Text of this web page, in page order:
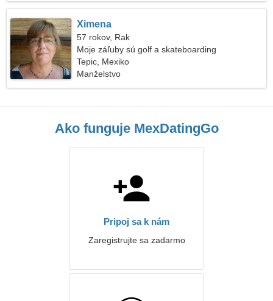
Ximena
57 rokov, Rak
Moje záľuby sú golf a skateboarding
Tepic, Mexiko
Manželstvo
Ako funguje MexDatingGo
Pripoj sa k nám
Zaregistrujte sa zadarmo